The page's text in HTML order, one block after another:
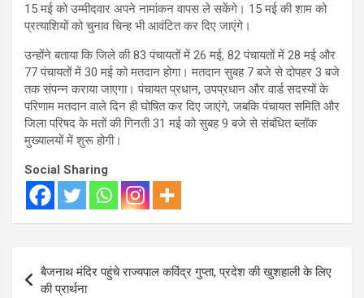
15 मई को उम्मीदवार अपने नामांकन वापस ले सकेंगे। 15 मई की शाम को
प्रत्याशियों को चुनाव चिन्ह भी आवंटित कर दिए जाएंगे।
उन्होंने बताया कि जिले की 83 पंचायतों में 26 मई, 82 पंचायतों में 28 मई और
77 पंचायतों में 30 मई को मतदान होगा। मतदान सुबह 7 बजे से दोपहर 3 बजे
तक संपन्न कराया जाएगा। पंचायत प्रधान, उपप्रधान और वार्ड सदस्यों के
परिणाम मतदान वाले दिन ही घोषित कर दिए जाएंगे, जबकि पंचायत समिति और
जिला परिषद के मतों की गिनती 31 मई को सुबह 9 बजे से संबंधित ब्लॉक
मुख्यालयों में शुरू होगी।
Social Sharing
Post
navigation
बैजनाथ मंदिर पहुंचे राज्यपाल कविंद्र गुप्ता, प्रदेश की खुशहाली के लिए
की प्रार्थना